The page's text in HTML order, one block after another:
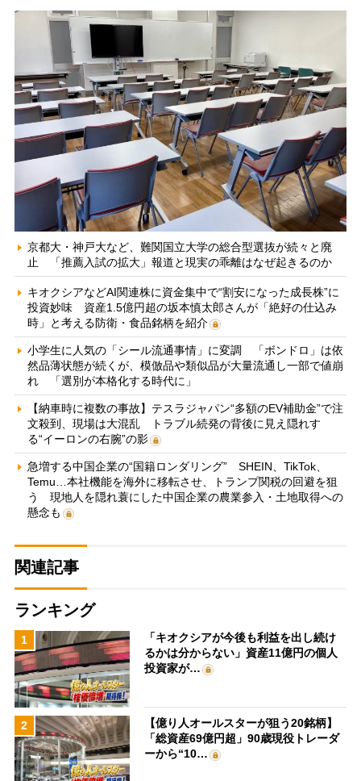
京都大・神戸大など、難関国立大学の総合型選抜が続々と廃
止 「推薦入試の拡大」報道と現実の乖離はなぜ起きるのか
キオクシアなどAI関連株に資金集中で“割安になった成長株”に
投資妙味 資産1.5億円超の坂本慎太郎さんが「絶好の仕込み
時」と考える防衛・食品銘柄を紹介
小学生に人気の「シール流通事情」に変調 「ボンドロ」は依
然品薄状態が続くが、模倣品や類似品が大量流通し一部で値崩
れ 「選別が本格化する時代に」
【納車時に複数の事故】テスラジャパン“多額のEV補助金”で注
文殺到、現場は大混乱 トラブル続発の背後に見え隠れす
る“イーロンの右腕”の影
急増する中国企業の“国籍ロンダリング” SHEIN、TikTok、
Temu…本社機能を海外に移転させ、トランプ関税の回避を狙
う 現地人を隠れ蓑にした中国企業の農業参入・土地取得への
懸念も
関連記事
ランキング
1
「キオクシアが今後も利益を出し続け
るかは分からない」資産11億円の個人
投資家が…
2
【億り人オールスターが狙う20銘柄】
「総資産69億円超」90歳現役トレーダ
ーから“10…